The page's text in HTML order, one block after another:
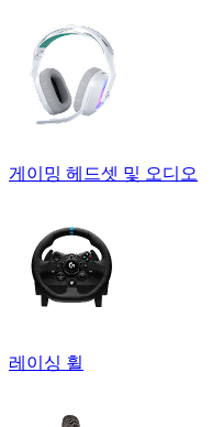
게이밍 헤드셋 및 오디오
레이싱 휠